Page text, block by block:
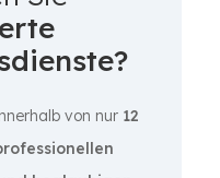
von nur 12